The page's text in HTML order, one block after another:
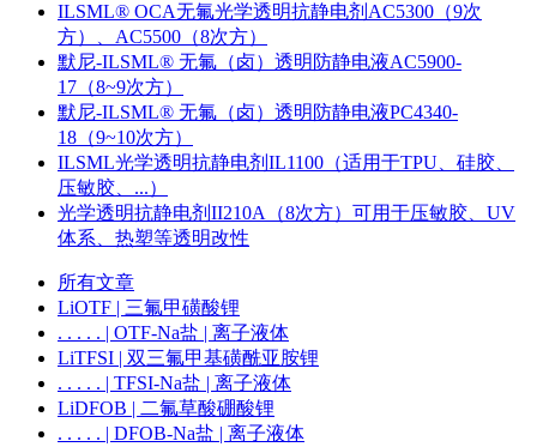
ILSML® OCA无氟光学透明抗静电剂AC5300（9次
方）、AC5500（8次方）
默尼-ILSML® 无氟（卤）透明防静电液AC5900-
17（8~9次方）
默尼-ILSML® 无氟（卤）透明防静电液PC4340-
18（9~10次方）
ILSML光学透明抗静电剂IL1100（适用于TPU、硅胶、
压敏胶、...）
光学透明抗静电剂II210A（8次方）可用于压敏胶、UV
体系、热塑等透明改性
所有文章
LiOTF | 三氟甲磺酸锂
. . . . . | OTF-Na盐 | 离子液体
LiTFSI | 双三氟甲基磺酰亚胺锂
. . . . . | TFSI-Na盐 | 离子液体
LiDFOB | 二氟草酸硼酸锂
. . . . . | DFOB-Na盐 | 离子液体